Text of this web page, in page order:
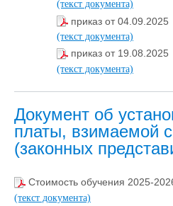
(текст документа)
приказ от 04.09.2025
(текст документа)
приказ от 19.08.2025
(текст документа)
Документ об
платы, взимаемой
(законных
Стоимость обучения 2025-
(текст документа)